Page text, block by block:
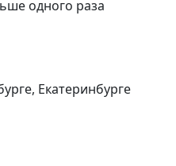
одного раза
Екатеринбурге